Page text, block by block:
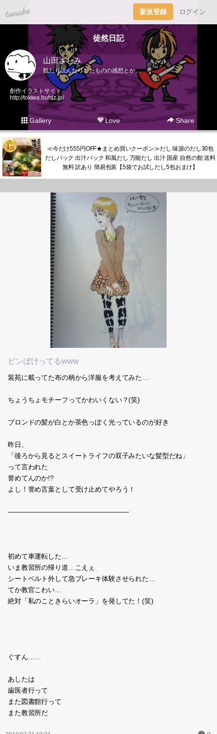
tuna.be 新規登録 ログイン
徒然日記
山田さしみ
観たり読んだりしたものの感想とか。
創作イラストサイト
http://tokiwa.bufsiz.jp/
Gallery Love Share
≪今だけ555円OFF★まとめ買いクーポン≫だし 味源のだし30包
だしパック 出汁パック 和風だし 万能だし 出汁 国産 自然の館 送料
無料 訳あり 簡易包装【5袋でお試しだし5包おまけ】
ピンぼけってるwww
装苑に載ってた布の柄から洋服を考えてみた…
ちょうちょモチーフってかわいくない？(笑)
ブロンドの髪が白とか茶色っぽく光っているのが好き
昨日、
「後ろから見るとスイートライフの双子みたいな髪型だね」
って言われた
誉めてんのか!?
よし！誉め言葉として受け止めてやろう！
――――――――――――――――――
初めて車運転した…
いま教習所の帰り道…こえぇ
シートベルト外して急ブレーキ体験させられた…
てか教官こわい…
絶対「私のこときらいオーラ」を発してた！(笑)
ぐすん……
あしたは
歯医者行って
また図書館行って
また教習所だ